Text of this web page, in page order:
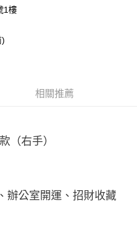
1樓
相關推薦
（右手）
辦公室開運、招財收藏